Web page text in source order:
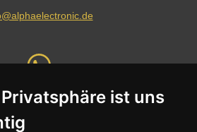
ist uns
Whatsapp
Nachricht senden